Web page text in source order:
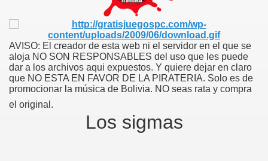
AVISO: El creador de esta web ni el servidor en el que se
aloja NO SON RESPONSABLES del uso que les puede
dar a los archivos aqui expuestos. Y quiere dejar en claro
que NO ESTA EN FAVOR DE LA PIRATERIA. Solo es de
promocionar la música de Bolivia. NO seas rata y compra
el original.
Los sigmas